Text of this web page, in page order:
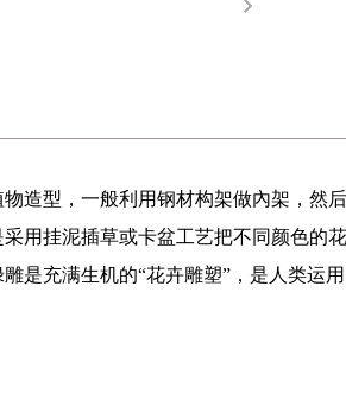
造型，一般利用钢材构架做內架，然
用挂泥插草或卡盆工艺把不同颜色的
是充满生机的“花卉雕塑”，是人类运